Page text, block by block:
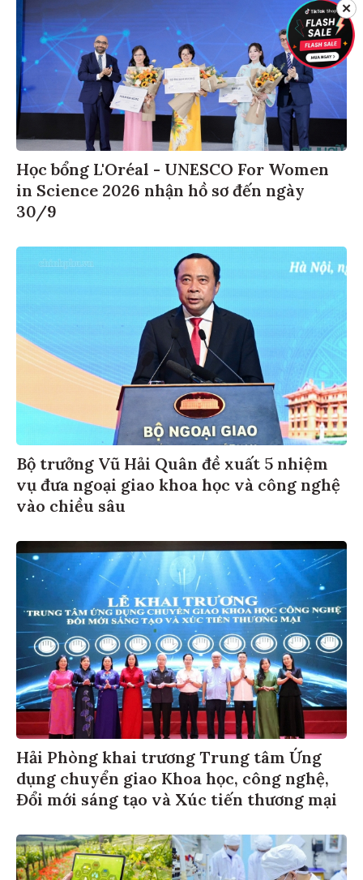
Học bổng L'Oréal - UNESCO For Women
in Science 2026 nhận hồ sơ đến ngày
30/9
Bộ trưởng Vũ Hải Quân đề xuất 5 nhiệm
vụ đưa ngoại giao khoa học và công nghệ
vào chiều sâu
Hải Phòng khai trương Trung tâm Ứng
dụng chuyển giao Khoa học, công nghệ,
Đổi mới sáng tạo và Xúc tiến thương mại
✕